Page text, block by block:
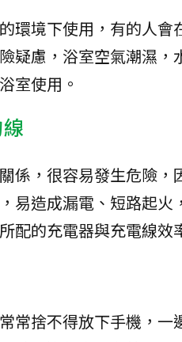
環境下使用，有的人
疑慮，浴室空氣潮濕
室使用。
係，很容易發生危險
易造成漏電、短路起
配的充電器與充電線效
常捨不得放下手機，一